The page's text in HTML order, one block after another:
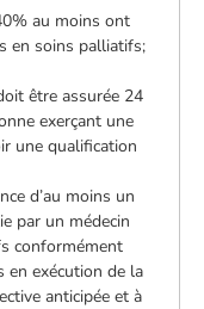
au moins ont
en soins palliatifs;
être assurée 24
exerçant une
une qualification
d’au moins un
par un médecin
conformément
en exécution de la
anticipée et à